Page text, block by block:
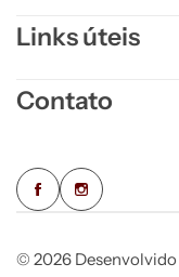
Links úteis
Contato
© 2026